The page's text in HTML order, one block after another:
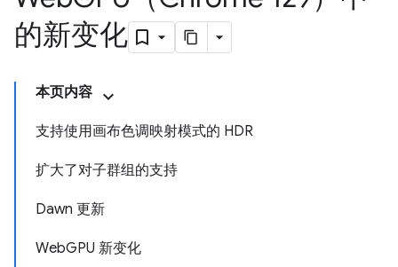
的新变化
本页内容
支持使用画布色调映射模式的 HDR
扩大了对子群组的支持
Dawn 更新
WebGPU 新变化